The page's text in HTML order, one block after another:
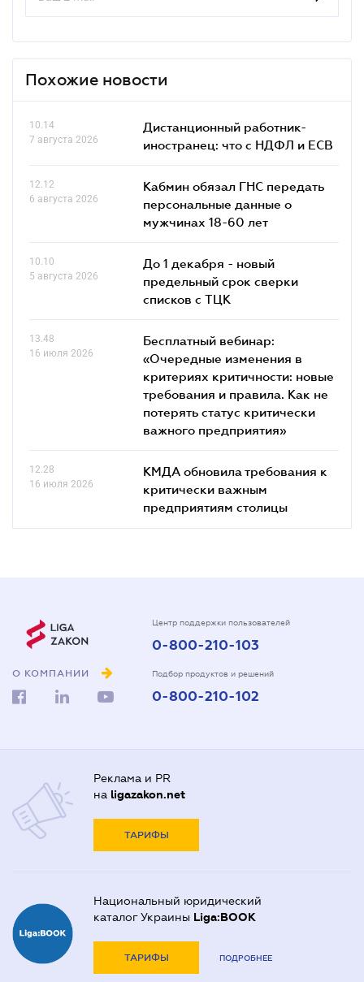
Похожие новости
10.14
7 августа 2026
Дистанционный работник-
иностранец: что с НДФЛ и ЕСВ
12.12
6 августа 2026
Кабмин обязал ГНС передать
персональные данные о
мужчинах 18-60 лет
10.10
5 августа 2026
До 1 декабря - новый
предельный срок сверки
списков c ТЦК
13.48
16 июля 2026
Бесплатный вебинар:
«Очередные изменения в
критериях критичности: новые
требования и правила. Как не
потерять статус критически
важного предприятия»
12.28
16 июля 2026
КМДА обновила требования к
критически важным
предприятиям столицы
О КОМПАНИИ
Центр поддержки пользователей
0-800-210-103
Подбор продуктов и решений
0-800-210-102
Реклама и PR
на ligazakon.net
ТАРИФЫ
Национальный юридический
каталог Украины Liga:BOOK
ТАРИФЫ ПОДРОБНЕЕ